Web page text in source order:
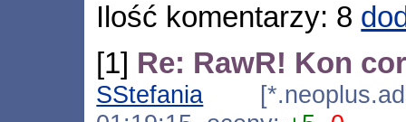
Ilość komentarzy: 8
[1] Re: RawR! Kon
SStefania